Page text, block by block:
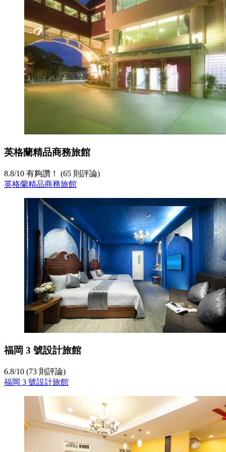
英格蘭精品商務旅館
8.8/10 有夠讚！ (65 則評論)
英格蘭精品商務旅館
福岡 3 號設計旅館
6.8/10 (73 則評論)
福岡 3 號設計旅館